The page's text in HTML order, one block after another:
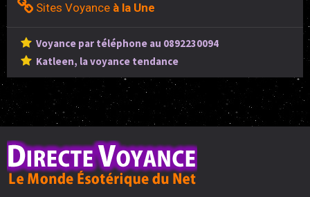
Sites Voyance à la Une
Voyance par téléphone au 0892230094
Katleen, la voyance tendance